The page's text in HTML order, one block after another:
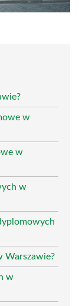
w
w
w
Warszawie?
w